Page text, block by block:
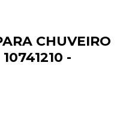
CHUVEIRO
-